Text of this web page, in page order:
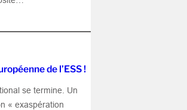
de l’ESS !
se termine. Un
« exaspération